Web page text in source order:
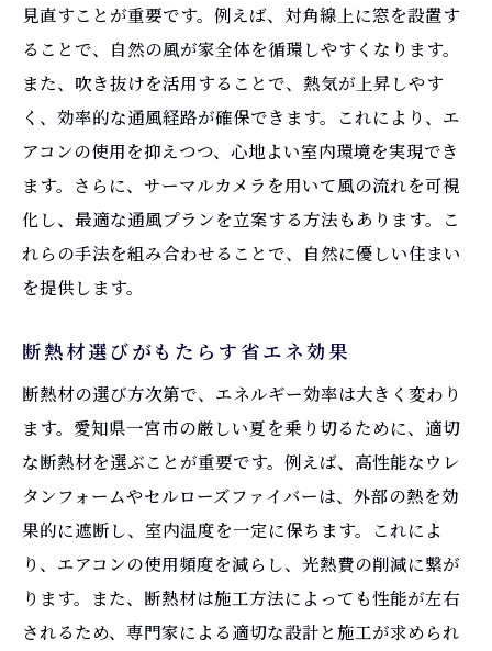
見直すことが重要です。例えば、対角線上に窓を設置す
ることで、自然の風が家全体を循環しやすくなります。
また、吹き抜けを活用することで、熱気が上昇しやす
く、効率的な通風経路が確保できます。これにより、エ
アコンの使用を抑えつつ、心地よい室内環境を実現でき
ます。さらに、サーマルカメラを用いて風の流れを可視
化し、最適な通風プランを立案する方法もあります。こ
れらの手法を組み合わせることで、自然に優しい住まい
を提供します。
断熱材選びがもたらす省エネ効果
断熱材の選び方次第で、エネルギー効率は大きく変わり
ます。愛知県一宮市の厳しい夏を乗り切るために、適切
な断熱材を選ぶことが重要です。例えば、高性能なウレ
タンフォームやセルローズファイバーは、外部の熱を効
果的に遮断し、室内温度を一定に保ちます。これによ
り、エアコンの使用頻度を減らし、光熱費の削減に繋が
ります。また、断熱材は施工方法によっても性能が左右
されるため、専門家による適切な設計と施工が求められ